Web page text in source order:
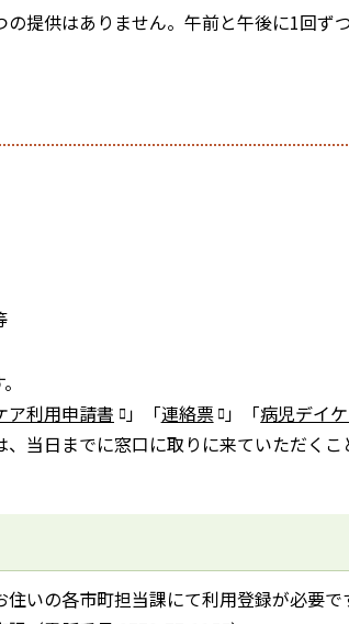
の提供はありません。午前と午後に1回ず
ア利用申請書 」「連絡票 」「病児デイ
当日までに窓口に取りに来ていただく
住いの各市町担当課にて利用登録が必要で